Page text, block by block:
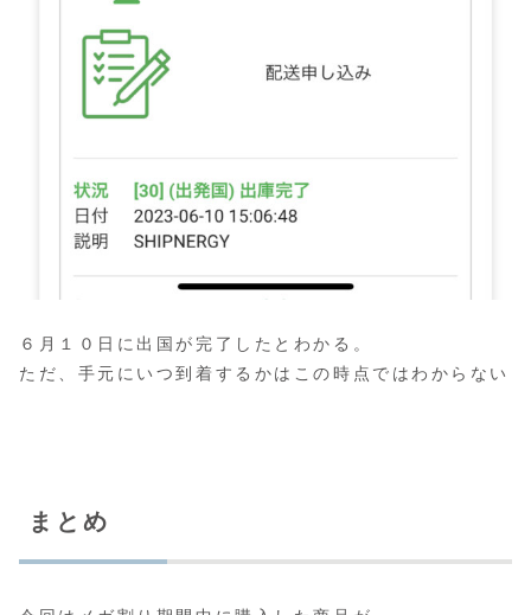
６月１０日に出国が完了したとわかる。
ただ、手元にいつ到着するかはこの時点ではわからない
まとめ